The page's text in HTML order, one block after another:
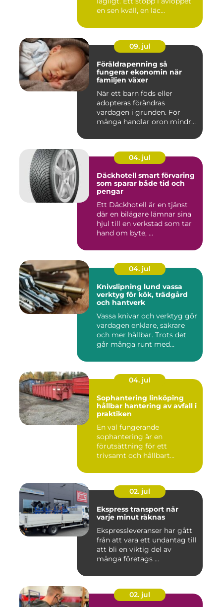
en sen kväll, en läc...
09. jul
Föräldrapenning så
fungerar ekonomin när
familjen växer
När ett barn föds eller
adopteras förändras
vardagen i grunden. För
många handlar oron mindre
04. jul
Däckhotell smart förvaring
som sparar både tid och
pengar
Ett Däckhotell är en tjänst
där en bilägare lämnar sina
hjul till en verkstad som tar
hand om byte, ...
04. jul
Knivslipning lund vassa
verktyg för kök, trädgård
och hantverk
Vassa knivar och verktyg gör
vardagen enklare, säkrare
och mer hållbar. Trots det
går många runt med...
04. jul
Sophantering linköping
hållbar hantering av avfall i
praktiken
En väl fungerande
sophantering är en
förutsättning för ett
trivsamt och hållbart
02. jul
Ekspress transport när
varje minut räknas
Ekspressleveranser har gått
från att vara ett undantag till
att bli en viktig del av
många företags ...
02. jul